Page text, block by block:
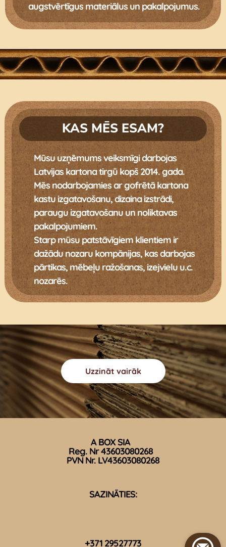
augstvērtīgus materiālus un pakalpojumus.
KAS MĒS ESAM?
Mūsu uzņēmums veiksmīgi darbojas
Latvijas kartona tirgū kopš 2014. gada.
Mēs nodarbojamies ar gofrētā kartona
kastu izgatavošanu, dizaina izstrādi,
paraugu izgatavošanu un noliktavas
pakalpojumiem.
Starp mūsu patstāvīgiem klientiem ir
dažādu nozaru kompānijas, kas darbojas
pārtikas, mēbeļu ražošanas, izejvielu u.c.
nozarēs.
Uzzināt vairāk
A BOX SIA
Reg. Nr 43603080268
PVN Nr. LV43603080268
SAZINĀTIES:
+371 29527773